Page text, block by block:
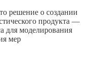
решение о создании
продукта —
для моделирования
мер